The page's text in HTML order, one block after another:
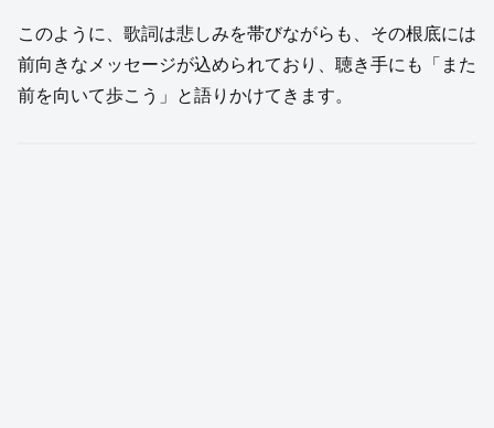
このように、歌詞は悲しみを帯びながらも、その根底には
前向きなメッセージが込められており、聴き手にも「また
前を向いて歩こう」と語りかけてきます。